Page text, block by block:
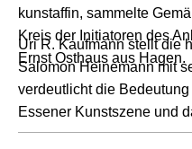
kunstaffin, sammelte
Kreis der Initiatoren des
Ernst Osthaus aus Hagen.
Uri R. Kaufmann stellt die
Salomon Heinemann mit
verdeutlicht die
Essener Kunstszene und